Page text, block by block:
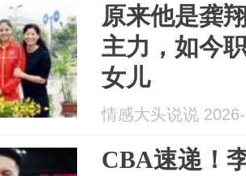
原来他是龚
主力，如今
女儿
情感大头说说
CBA速递！